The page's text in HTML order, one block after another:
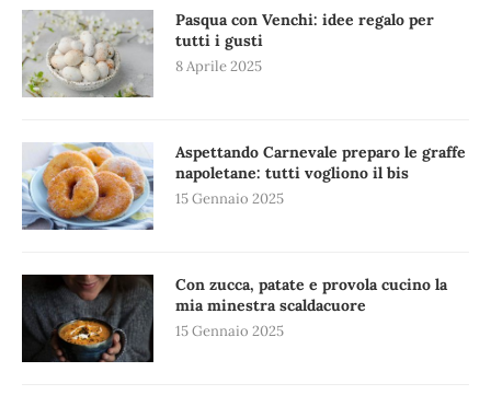
Pasqua con Venchi: idee regalo per
tutti i gusti
8 Aprile 2025
Aspettando Carnevale preparo le graffe
napoletane: tutti vogliono il bis
15 Gennaio 2025
Con zucca, patate e provola cucino la
mia minestra scaldacuore
15 Gennaio 2025